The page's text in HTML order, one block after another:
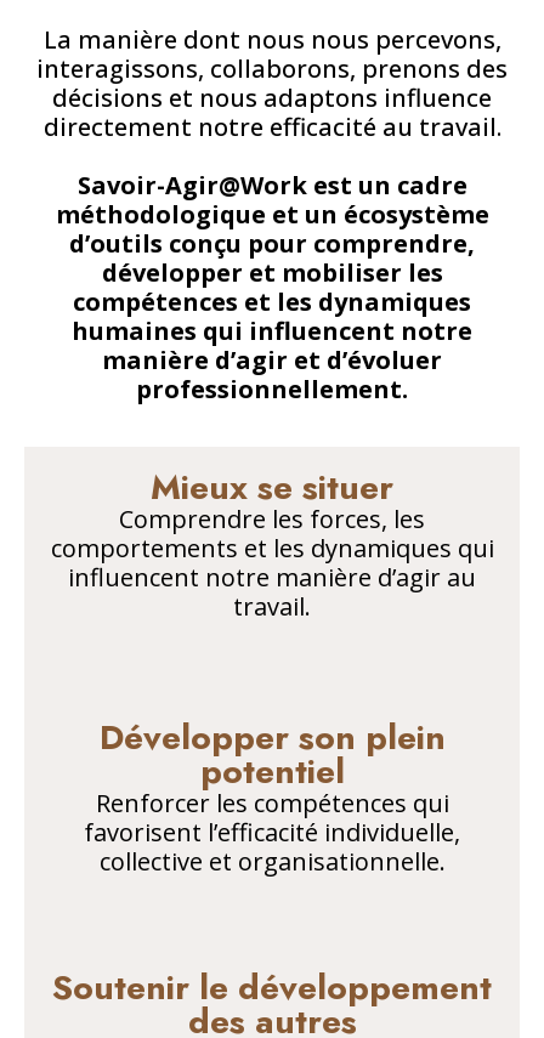
La manière dont nous nous percevons,
interagissons, collaborons, prenons des
décisions et nous adaptons influence
directement notre efficacité au travail.
Savoir-Agir@Work est un cadre
méthodologique et un écosystème
d’outils conçu pour comprendre,
développer et mobiliser les
compétences et les dynamiques
humaines qui influencent notre
manière d’agir et d’évoluer
professionnellement.
Mieux se situer
Comprendre les forces, les
comportements et les dynamiques qui
influencent notre manière d’agir au
travail.
Développer son plein
potentiel
Renforcer les compétences qui
favorisent l’efficacité individuelle,
collective et organisationnelle.
Soutenir le développement
des autres